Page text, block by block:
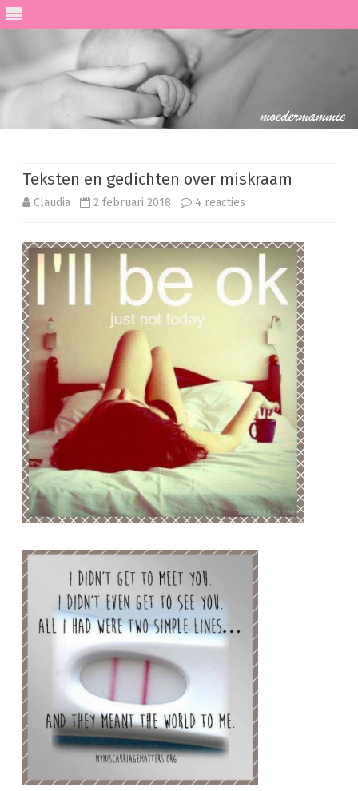
de
inhoud
Teksten en gedichten over miskraam
Claudia 2 februari 2018 4 reacties
gedichten
miskraam